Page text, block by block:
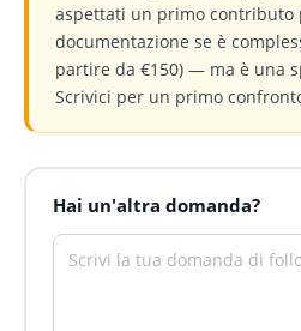
aspettati un primo contributo
documentazione se è
partire da €150) — ma è una
Scrivici per un primo
Hai un'altra domanda?